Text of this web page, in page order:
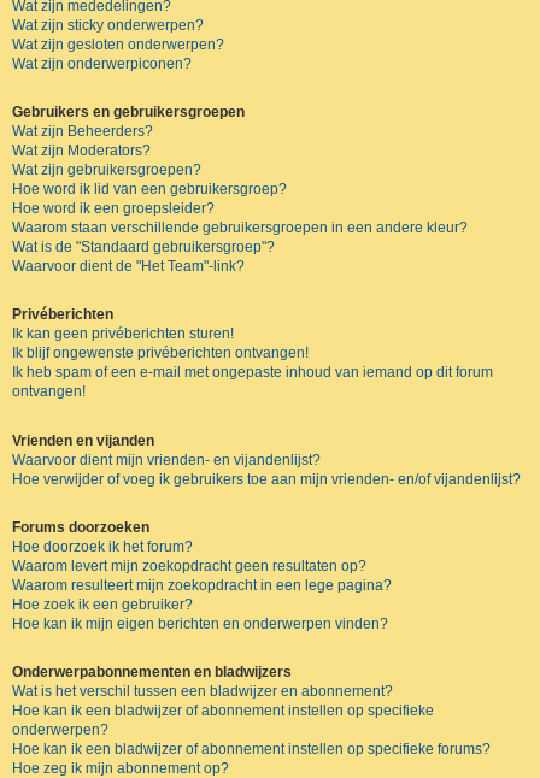
Wat zijn mededelingen?
Wat zijn sticky onderwerpen?
Wat zijn gesloten onderwerpen?
Wat zijn onderwerpiconen?
Gebruikers en gebruikersgroepen
Wat zijn Beheerders?
Wat zijn Moderators?
Wat zijn gebruikersgroepen?
Hoe word ik lid van een gebruikersgroep?
Hoe word ik een groepsleider?
Waarom staan verschillende gebruikersgroepen in een andere kleur?
Wat is de "Standaard gebruikersgroep"?
Waarvoor dient de "Het Team"-link?
Privéberichten
Ik kan geen privéberichten sturen!
Ik blijf ongewenste privéberichten ontvangen!
Ik heb spam of een e-mail met ongepaste inhoud van iemand op dit forum
ontvangen!
Vrienden en vijanden
Waarvoor dient mijn vrienden- en vijandenlijst?
Hoe verwijder of voeg ik gebruikers toe aan mijn vrienden- en/of vijandenlijst?
Forums doorzoeken
Hoe doorzoek ik het forum?
Waarom levert mijn zoekopdracht geen resultaten op?
Waarom resulteert mijn zoekopdracht in een lege pagina?
Hoe zoek ik een gebruiker?
Hoe kan ik mijn eigen berichten en onderwerpen vinden?
Onderwerpabonnementen en bladwijzers
Wat is het verschil tussen een bladwijzer en abonnement?
Hoe kan ik een bladwijzer of abonnement instellen op specifieke
onderwerpen?
Hoe kan ik een bladwijzer of abonnement instellen op specifieke forums?
Hoe zeg ik mijn abonnement op?